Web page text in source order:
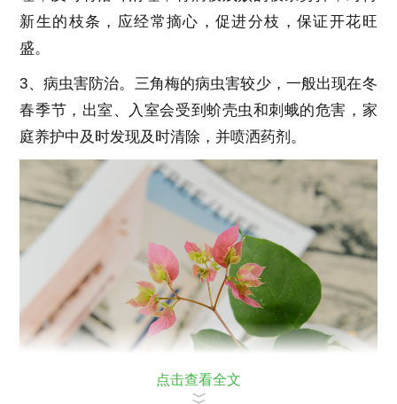
新生的枝条，应经常摘心，促进分枝，保证开花旺
盛。
3、病虫害防治。三角梅的病虫害较少，一般出现在冬
春季节，出室、入室会受到蚧壳虫和刺蛾的危害，家
庭养护中及时发现及时清除，并喷洒药剂。
点击查看全文